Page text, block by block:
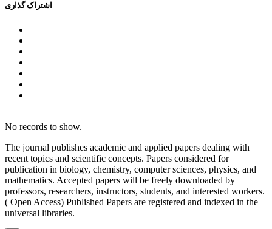
اشتراک گذاری
No records to show.
The journal publishes academic and applied papers dealing with
recent topics and scientific concepts. Papers considered for
publication in biology, chemistry, computer sciences, physics, and
mathematics. Accepted papers will be freely downloaded by
professors, researchers, instructors, students, and interested workers.
( Open Access) Published Papers are registered and indexed in the
universal libraries.